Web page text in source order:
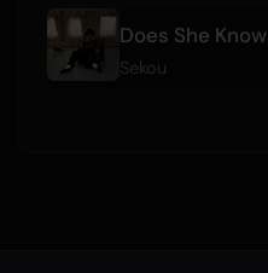
Does She Know
Sekou